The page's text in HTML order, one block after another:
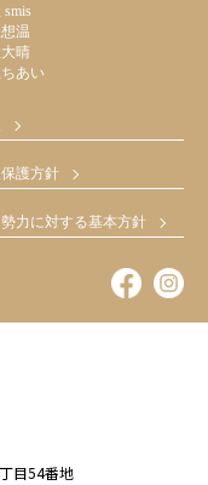
温
晴
あい
護方針
力に対する基本方針
目54番地